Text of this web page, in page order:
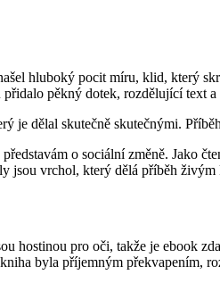
hluboký pocit míru, klid, který
pěkný dotek, rozdělující text
je dělal skutečně skutečnými.
o sociální změně. Jako
vrchol, který dělá příběh
pro oči, takže je ebook
byla příjemným překvapením,